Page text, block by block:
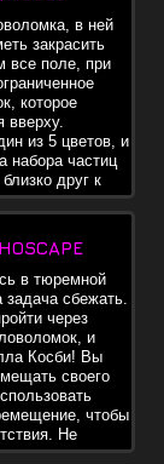
в ней
закрасить
все поле, при
которое
вверху.
из 5 цветов, и
набора частиц
друг к
слиться в
в тюремной
сбежать.
через
и
Косби! Вы
своего
чтобы
Не
улучшения.